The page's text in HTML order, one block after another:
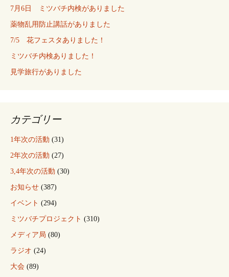
7月6日 ミツバチ内検がありました
薬物乱用防止講話がありました
7/5 花フェスタありました！
ミツバチ内検ありました！
見学旅行がありました
カテゴリー
1年次の活動 (31)
2年次の活動 (27)
3,4年次の活動 (30)
お知らせ (387)
イベント (294)
ミツバチプロジェクト (310)
メディア局 (80)
ラジオ (24)
大会 (89)